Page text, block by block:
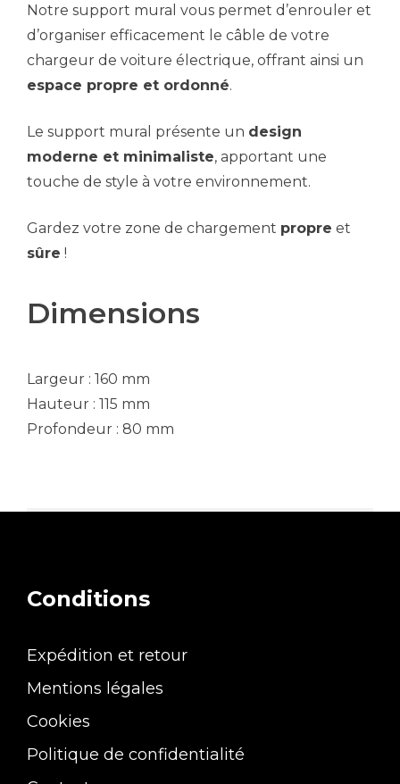
Notre support mural vous permet d’enrouler et
d’organiser efficacement le câble de votre
chargeur de voiture électrique, offrant ainsi un
espace propre et ordonné.
Le support mural présente un design
moderne et minimaliste, apportant une
touche de style à votre environnement.
Gardez votre zone de chargement propre et
sûre !
Dimensions
Largeur : 160 mm
Hauteur : 115 mm
Profondeur : 80 mm
Conditions
Expédition et retour
Mentions légales
Cookies
Politique de confidentialité